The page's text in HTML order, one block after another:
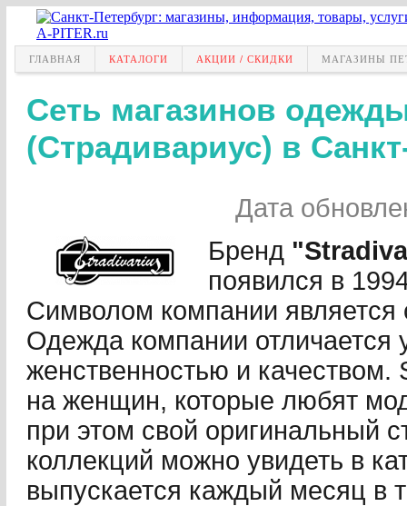
ГЛАВНАЯ КАТАЛОГИ АКЦИИ / СКИДКИ МАГАЗИНЫ
Сеть магазинов
(Страдивариус) в
Дата
Бренд
появился в
Символом компании является
Одежда компании отличается
женственностью и качеством.
на женщин, которые любят
при этом свой оригинальный
коллекций можно увидеть в
выпускается каждый месяц в